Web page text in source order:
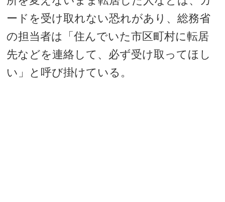
ードを受け取れない恐れがあり、総務省
の担当者は「住んでいた市区町村に転居
先などを連絡して、必ず受け取ってほし
い」と呼び掛けている。